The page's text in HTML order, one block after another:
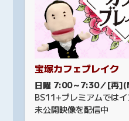
宝塚カフェブレイク
日曜 7:00～7:30／[再
BS11+プレミアムでは
未公開映像を配信中